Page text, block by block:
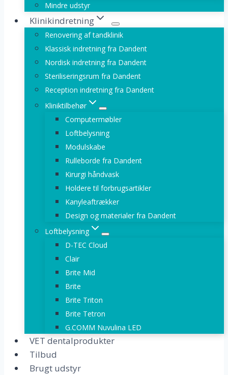
Mindre udstyr
Klinikindretning
Renovering af tandklinik
Klassisk indretning fra Dandent
Nordisk indretning fra Dandent
Steriliseringsrum fra Dandent
Reception indretning fra Dandent
Kliniktilbehør
Computermøbler
Loftbelysning
Modulskabe
Rulleborde fra Dandent
Kirurgi håndvask
Holdere til forbrugsartikler
Kanyleaftrækker
Design og materialer fra Dandent
Loftbelysning
D-TEC Cloud
Clair
Brite Mid
Brite
Brite Triton
Brite Tetron
G.COMM Nuvulina LED
VET dentalprodukter
Tilbud
Brugt udstyr